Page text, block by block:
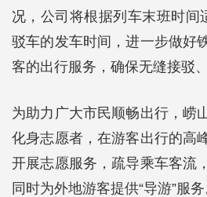
况，公司将根据列车末班时间
驳车的发车时间，进一步做好
客的出行服务，确保无缝接驳
为助力广大市民顺畅出行，崂
化身志愿者，在游客出行的高
开展志愿服务，疏导乘车客流
同时为外地游客提供“导游”服务